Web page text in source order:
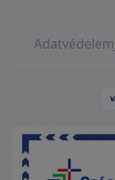
Adatvédelem